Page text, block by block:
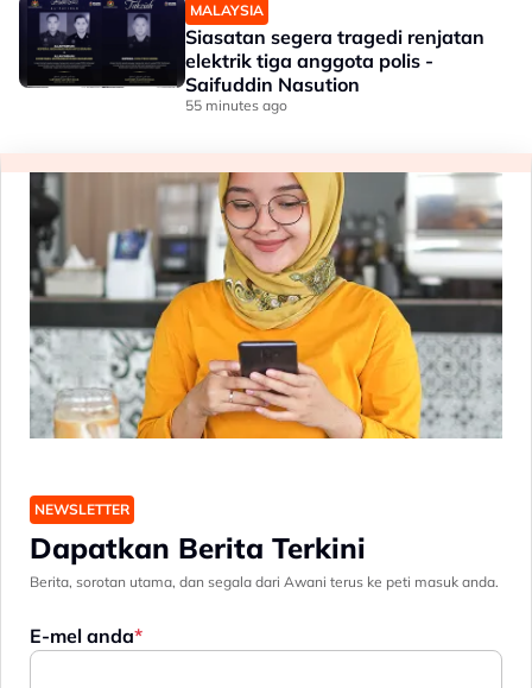
MALAYSIA
Siasatan segera tragedi renjatan
elektrik tiga anggota polis -
Saifuddin Nasution
55 minutes ago
NEWSLETTER
Dapatkan Berita Terkini
Berita, sorotan utama, dan segala dari Awani terus ke peti masuk anda.
E-mel anda